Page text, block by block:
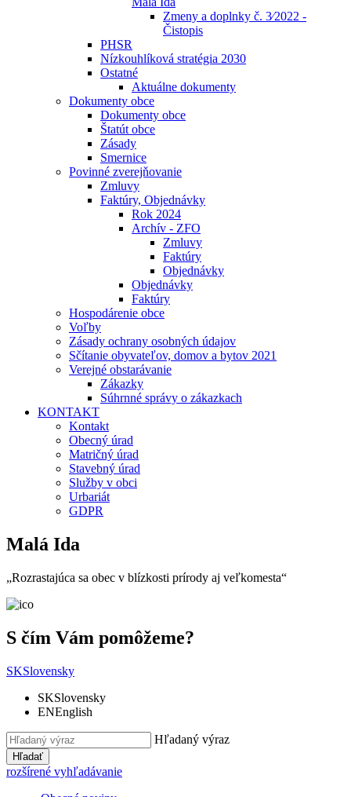
Zmeny a doplnky č. 3⁄2022 -
Čistopis
PHSR
Nízkouhlíková stratégia 2030
Ostatné
Aktuálne dokumenty
Dokumenty obce
Dokumenty obce
Štatút obce
Zásady
Smernice
Povinné zverejňovanie
Zmluvy
Faktúry, Objednávky
Rok 2024
Archív - ZFO
Zmluvy
Faktúry
Objednávky
Objednávky
Faktúry
Hospodárenie obce
Voľby
Zásady ochrany osobných údajov
Sčítanie obyvateľov, domov a bytov 2021
Verejné obstarávanie
Zákazky
Súhrnné správy o zákazkach
KONTAKT
Kontakt
Obecný úrad
Matričný úrad
Stavebný úrad
Služby v obci
Urbariát
GDPR
Malá Ida
„Rozrastajúca sa obec v blízkosti prírody aj veľkomesta“
S čím Vám pomôžeme?
SKSlovensky
SKSlovensky
ENEnglish
Hľadaný výraz
Hľadať
rozšírené vyhľadávanie